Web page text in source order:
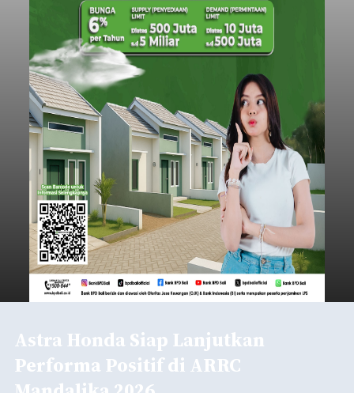
Astra Honda Siap Lanjutkan
Performa Positif di ARRC